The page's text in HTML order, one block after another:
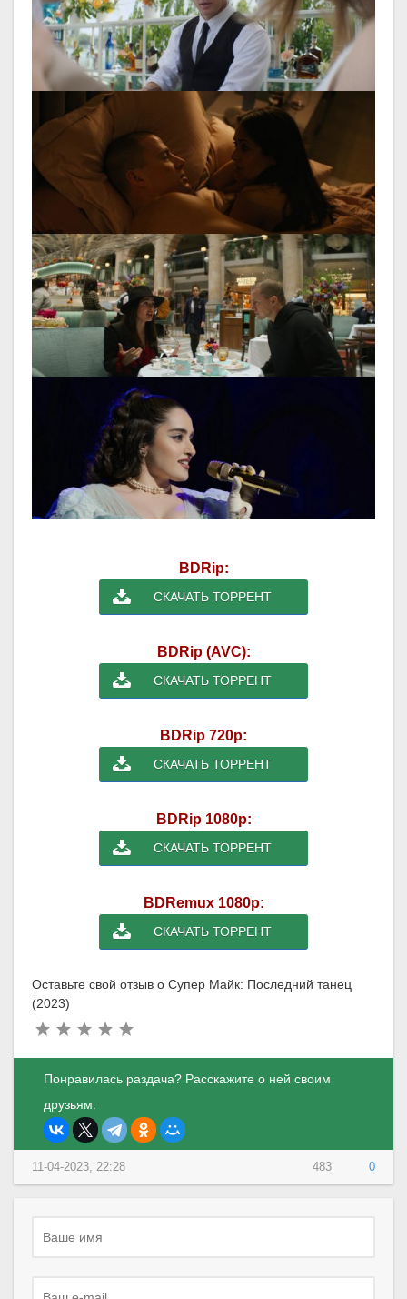
BDRip:
СКАЧАТЬ ТОРРЕНТ
BDRip (AVC):
СКАЧАТЬ ТОРРЕНТ
BDRip 720p:
СКАЧАТЬ ТОРРЕНТ
BDRip 1080p:
СКАЧАТЬ ТОРРЕНТ
BDRemux 1080p:
СКАЧАТЬ ТОРРЕНТ
Оставьте свой отзыв о Супер Майк: Последний танец
(2023)
Понравилась раздача? Расскажите о ней своим
друзьям:
483 0
11-04-2023, 22:28